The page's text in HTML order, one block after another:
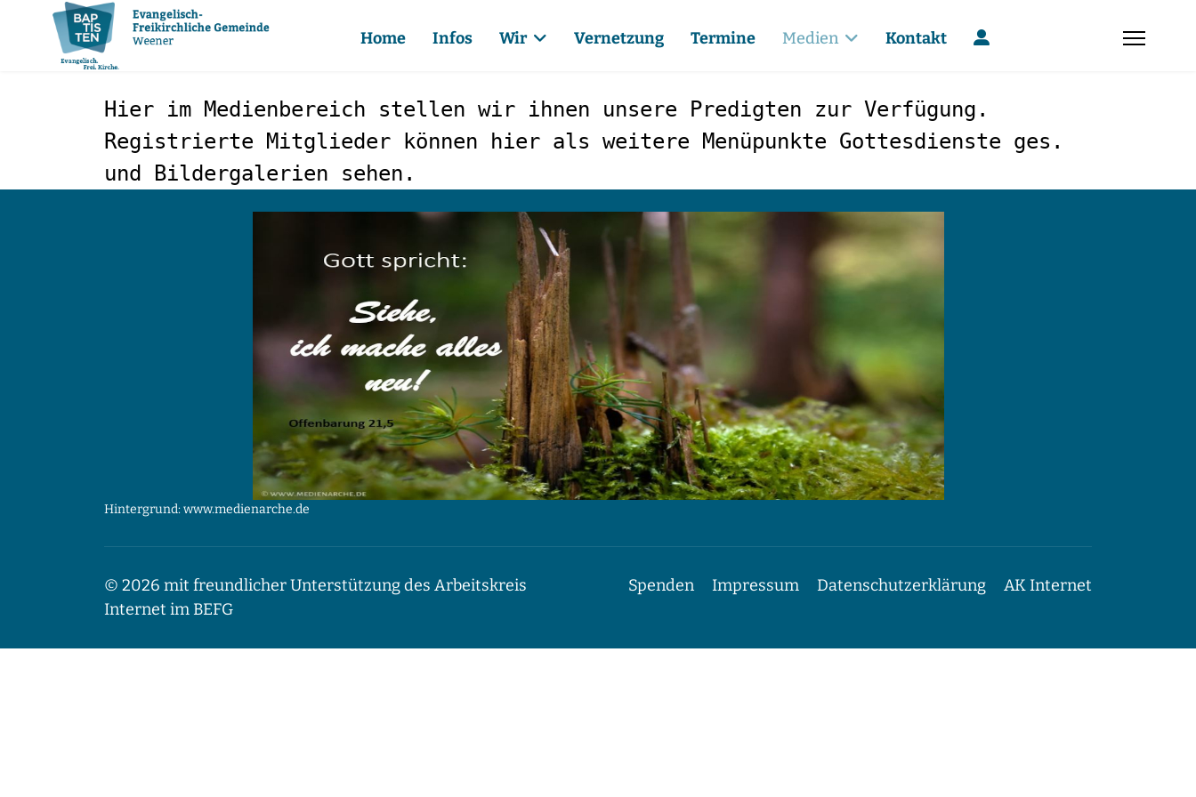
Home Infos Wir Vernetzung Termine Medien Kontakt
Hier im Medienbereich stellen wir ihnen unsere Predigten zur Verfügung.
Registrierte Mitglieder können hier als weitere Menüpunkte Gottesdienste ges.
und Bildergalerien sehen.
Hintergrund: www.medienarche.de
© 2026 mit freundlicher Unterstützung des Arbeitskreis
Internet im BEFG
Spenden Impressum Datenschutzerklärung AK Internet